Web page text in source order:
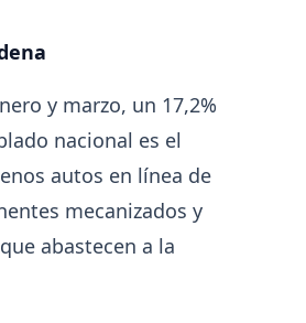
11
y marzo, un 17,2%
nacional es el
autos en línea de
mecanizados y
abastecen a la